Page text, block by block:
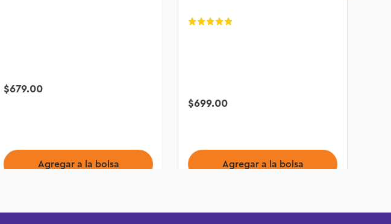
$679.00
Agregar a la bolsa
$699.00
Agregar a la bolsa